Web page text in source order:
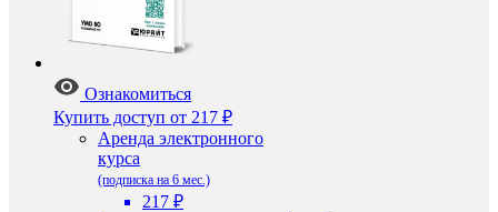
Ознакомиться
Купить доступ от 217 ₽
Аренда электронного
курса
(подписка на 6 мес.)
217 ₽